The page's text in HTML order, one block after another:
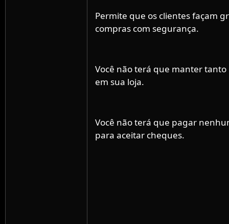
Permite que os clientes façam
compras com segurança.
Você não terá que manter
em sua loja.
Você não terá que pagar
para aceitar cheques.